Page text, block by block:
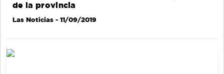
de la provincia
Las Noticias - 11/09/2019